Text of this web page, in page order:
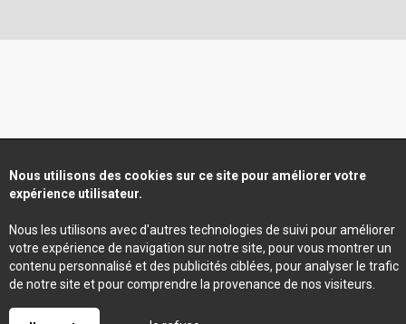
Nous utilisons des cookies sur ce site pour améliorer votre
expérience utilisateur.
Nous les utilisons avec d'autres technologies de suivi pour améliorer
votre expérience de navigation sur notre site, pour vous montrer un
contenu personnalisé et des publicités ciblées, pour analyser le trafic
de notre site et pour comprendre la provenance de nos visiteurs.